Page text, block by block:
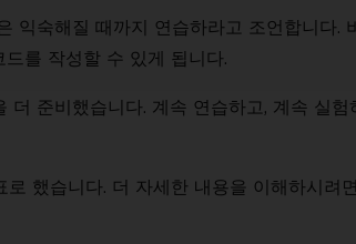
익숙해질 때까지 연습하라고 조언합니다.
를 작성할 수 있게 됩니다.
준비했습니다. 계속 연습하고, 계속 실험
했습니다. 더 자세한 내용을 이해하시려